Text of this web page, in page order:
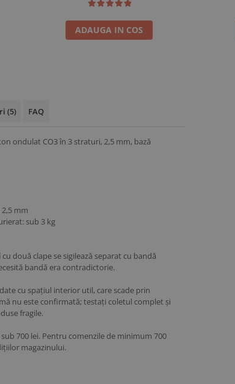
ADAUGA IN COS
(5) FAQ
ondulat CO3 în 3 straturi, 2,5 mm, bază
mm
sub 3 kg
două clape se sigilează separat cu bandă
bandă era contradictorie.
cu spațiul interior util, care scade prin
nu este confirmată; testați coletul complet și
fragile.
700 lei. Pentru comenzile de minimum 700
magazinului.